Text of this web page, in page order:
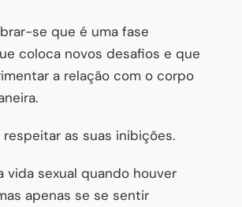
se que é uma fase
coloca novos desafios e que
a relação com o corpo
as suas inibições.
vida sexual quando houver
apenas se se sentir